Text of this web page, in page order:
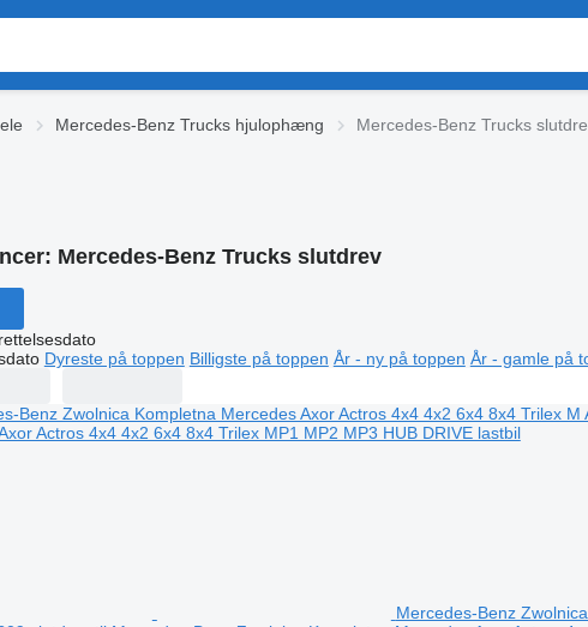
Mercedes-Benz Trucks hjulophæng Mercedes-Benz Trucks
Mercedes-Benz Trucks slutdrev
Dyreste på toppen Billigste på toppen År - ny på toppen År - gamle på
Mercedes-Benz